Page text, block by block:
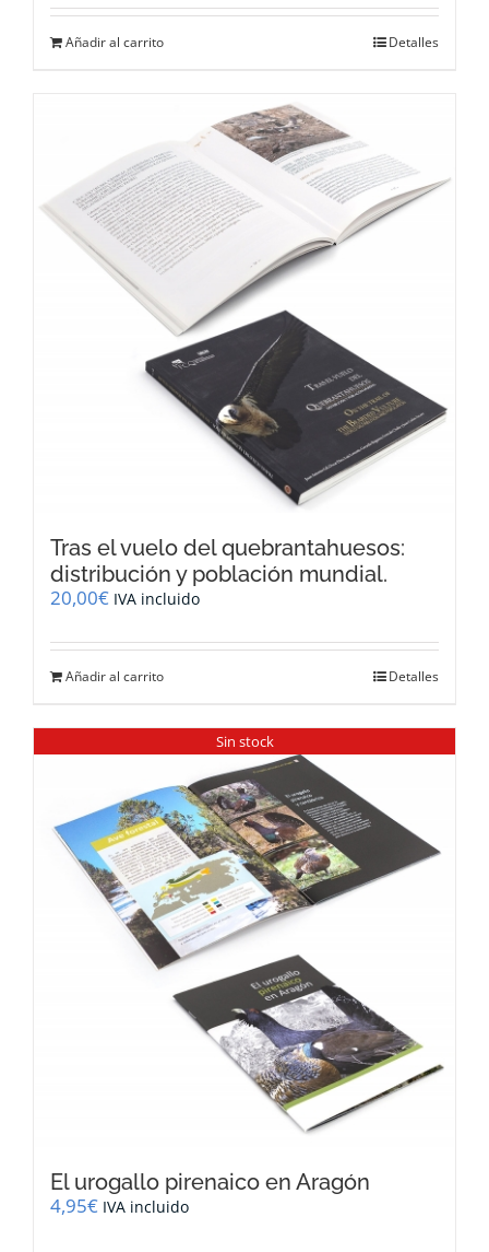
Añadir al carrito Detalles
Tras el vuelo del quebrantahuesos:
distribución y población mundial.
20,00€ IVA incluido
Añadir al carrito Detalles
Sin stock
El urogallo pirenaico en Aragón
4,95€ IVA incluido